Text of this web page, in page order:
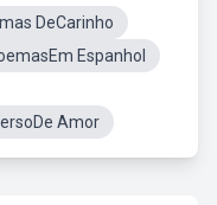
DeCarinho
Espanhol
Amor